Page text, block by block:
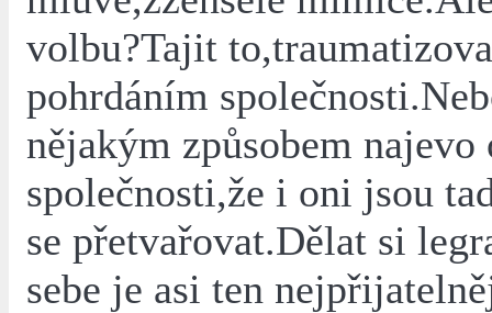
volbu?Tajit
pohrdáním
nějakým způsobem najevo
společnosti,že i oni jsou
se přetvařovat.Dělat si
sebe je asi ten